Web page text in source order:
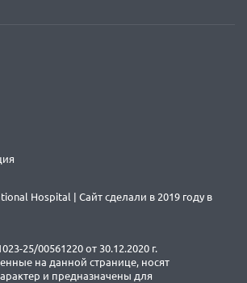
Hospital | Сайт сделали в 2019 году в
25/00561220 от 30.12.2020 г.
на данной странице, носят
и предназначены для